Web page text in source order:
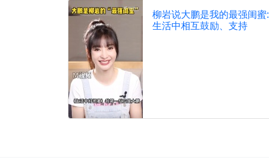
柳岩说大鹏是我的最强闺蜜:
生活中相互鼓励、支持